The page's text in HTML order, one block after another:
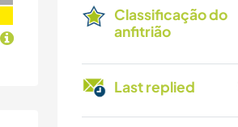
Classificação do
anfitrião
Last replied